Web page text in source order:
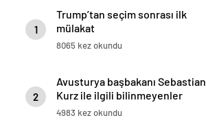
1
Trump’tan seçim sonrası ilk
mülakat
8065 kez okundu
2
Avusturya başbakanı Sebastian
Kurz ile ilgili bilinmeyenler
4983 kez okundu